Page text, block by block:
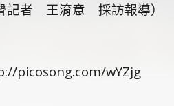
記者 王淯意 採訪報導）
picosong.com/wYZjg